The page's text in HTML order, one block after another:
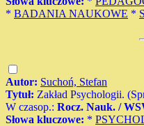
* BADANIA NAUKOWE *
Autor: Suchoń, Stefan
Tytuł: Zakład Psychologii.
W czasop.: Rocz. Nauk. /
Słowa kluczowe: *